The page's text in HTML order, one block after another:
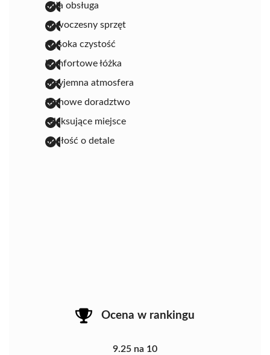
miła obsługa
nowoczesny sprzęt
wysoka czystość
komfortowe łóżka
przyjemna atmosfera
fachowe doradztwo
relaksujące miejsce
dbałość o detale
Ocena w rankingu
9.25 na 10